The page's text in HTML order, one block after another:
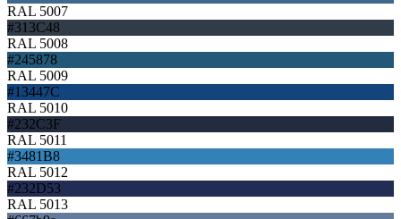
RAL 5007
#313C48
RAL 5008
#245878
RAL 5009
#13447C
RAL 5010
#232C3F
RAL 5011
#3481B8
RAL 5012
#232D53
RAL 5013